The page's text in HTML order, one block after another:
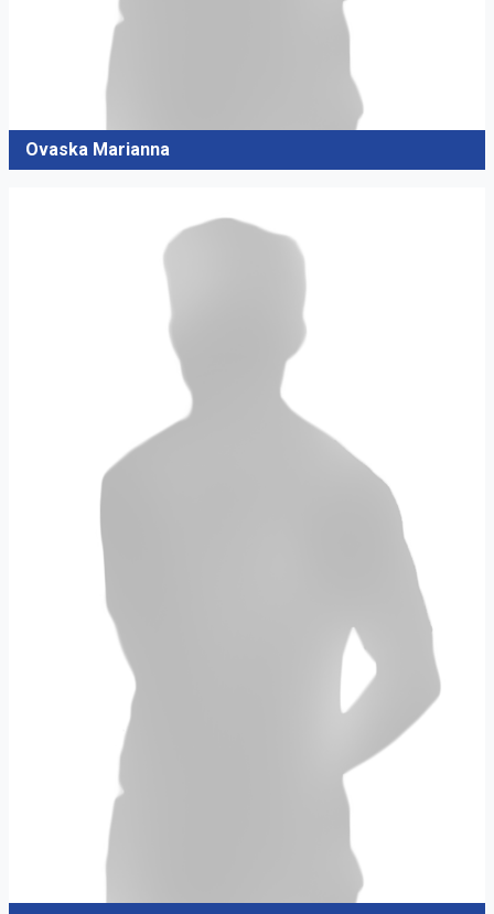
Ovaska Marianna